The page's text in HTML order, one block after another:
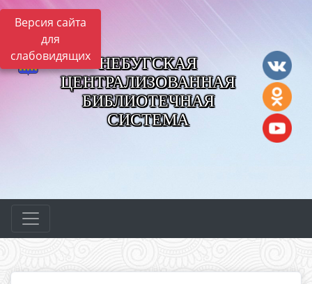
Версия сайта
для
слабовидящих
НЕБУГСКАЯ
ЦЕНТРАЛИЗОВАННАЯ
БИБЛИОТЕЧНАЯ
СИСТЕМА